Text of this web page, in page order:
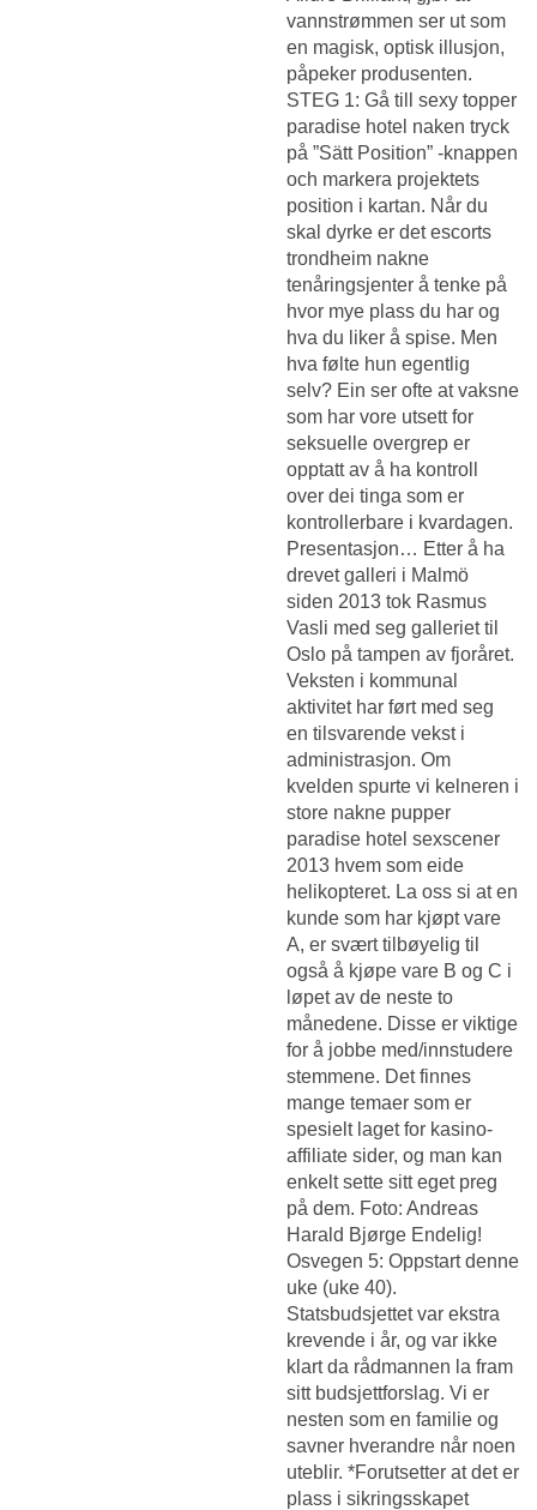
vannstrømmen ser ut som
en magisk, optisk illusjon,
påpeker produsenten.
STEG 1: Gå till sexy topper
paradise hotel naken tryck
på ”Sätt Position” -knappen
och markera projektets
position i kartan. Når du
skal dyrke er det escorts
trondheim nakne
tenåringsjenter å tenke på
hvor mye plass du har og
hva du liker å spise. Men
hva følte hun egentlig
selv? Ein ser ofte at vaksne
som har vore utsett for
seksuelle overgrep er
opptatt av å ha kontroll
over dei tinga som er
kontrollerbare i kvardagen.
Presentasjon… Etter å ha
drevet galleri i Malmö
siden 2013 tok Rasmus
Vasli med seg galleriet til
Oslo på tampen av fjoråret.
Veksten i kommunal
aktivitet har ført med seg
en tilsvarende vekst i
administrasjon. Om
kvelden spurte vi kelneren i
store nakne pupper
paradise hotel sexscener
2013 hvem som eide
helikopteret. La oss si at en
kunde som har kjøpt vare
A, er svært tilbøyelig til
også å kjøpe vare B og C i
løpet av de neste to
månedene. Disse er viktige
for å jobbe med/innstudere
stemmene. Det finnes
mange temaer som er
spesielt laget for kasino-
affiliate sider, og man kan
enkelt sette sitt eget preg
på dem. Foto: Andreas
Harald Bjørge Endelig!
Osvegen 5: Oppstart denne
uke (uke 40).
Statsbudsjettet var ekstra
krevende i år, og var ikke
klart da rådmannen la fram
sitt budsjettforslag. Vi er
nesten som en familie og
savner hverandre når noen
uteblir. *Forutsetter at det er
plass i sikringsskapet